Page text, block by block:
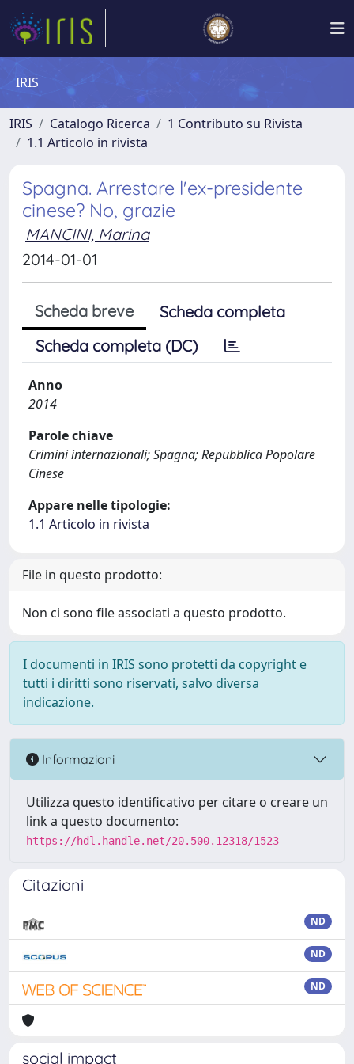
IRIS
IRIS Catalogo Ricerca
1 Contributo su Rivista
1.1 Articolo in rivista
Spagna. Arrestare l'ex-presidente
cinese? No, grazie
MANCINI, Marina
2014-01-01
Scheda breve
Scheda completa
Scheda completa (DC)
Anno
2014
Parole chiave
Crimini internazionali; Spagna; Repubblica Popolare
Cinese
Appare nelle tipologie:
1.1 Articolo in rivista
File in questo prodotto:
Non ci sono file associati a questo prodotto.
I documenti in IRIS sono protetti da copyright e
tutti i diritti sono riservati, salvo diversa
indicazione.
Informazioni
Utilizza questo identificativo per citare o creare un
link a questo documento:
https://hdl.handle.net/20.500.12318/1523
Citazioni
ND
ND
ND
social impact